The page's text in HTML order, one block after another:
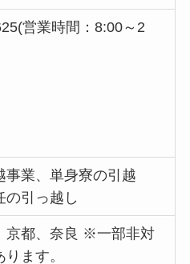
営業時間：8:00～2
事業、単身寮の引越
の引っ越し
京都、奈良 ※一部非対
ます。